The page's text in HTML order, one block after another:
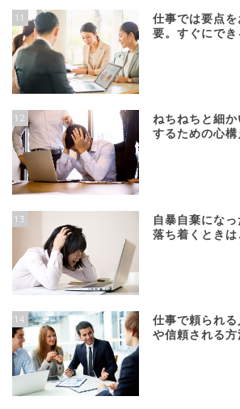
11
仕事では要点
要。すぐにで
12
ねちねちと細
するための心
13
自暴自棄にな
落ち着くときは
14
仕事で頼られ
や信頼される方